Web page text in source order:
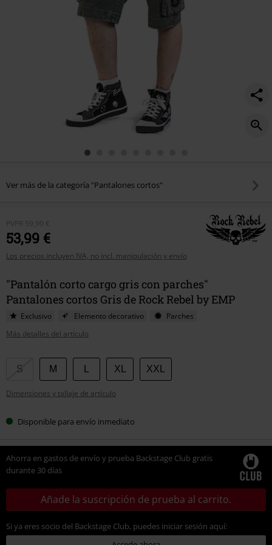
Ver más de la categoría "Pantalones cortos"
PVPR 59,99 €
53,99 €
Los precios incluyen IVA, no incl. manipulación y envío
"Pantalón corto cargo gris con parches"
Pantalones cortos Gris de Rock Rebel by EMP
Exclusivo Elemento decorativo
Parches
Más detalles del artículo
Elige
talla
S M XL XXL
Dimensiones y tallaje de artículo
Disponible para envío inmediato
Ahorra en gastos de envío y prueba Backstage Club gratis
durante 30 días
Añade la suscripción de prueba al carrito.
Si ya eres socio del Backstage Club, puedes iniciar sesión aquí: